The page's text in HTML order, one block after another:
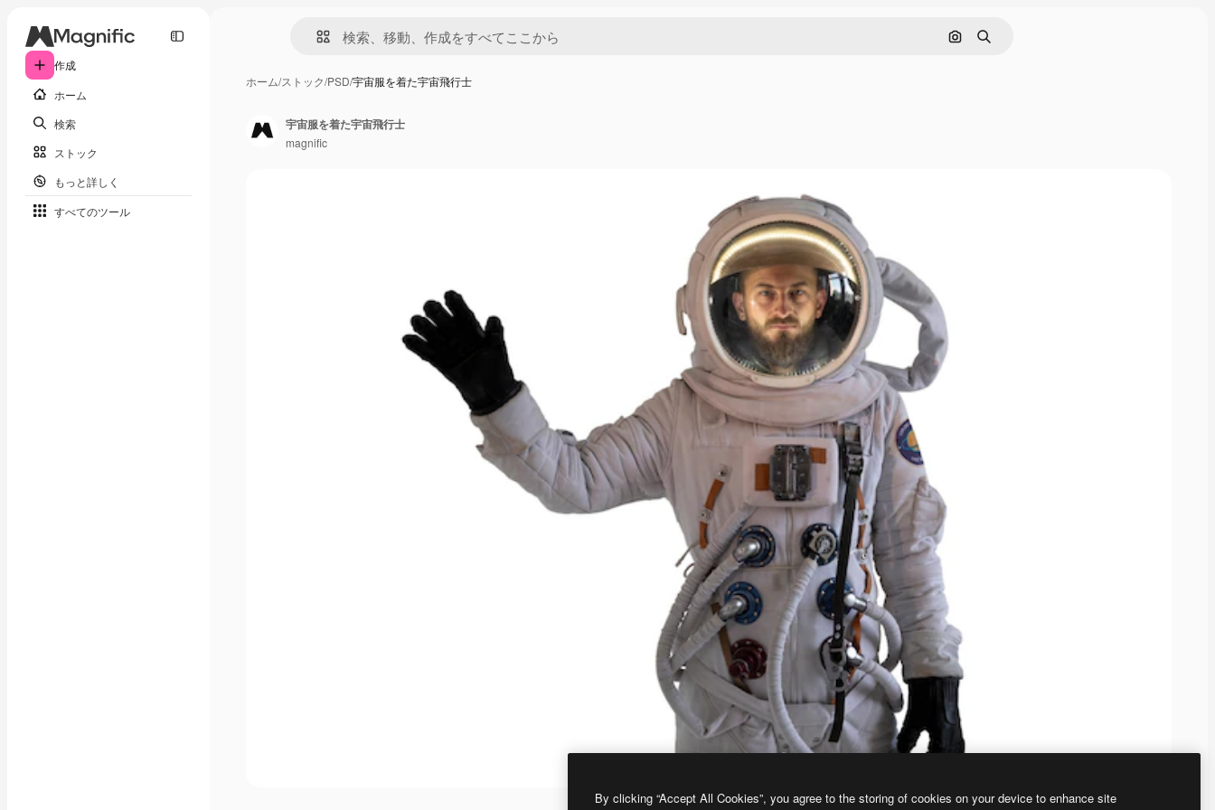
作成
ホーム
検索
ストック
もっと詳しく
すべてのツール
画像で検索
検索
ホーム/ストック/PSD/宇宙服を着た宇宙飛行士
宇宙服を着た宇宙飛行士
magnific
By clicking “Accept All Cookies”, you agree to the storing of cookies on your device to enhance site